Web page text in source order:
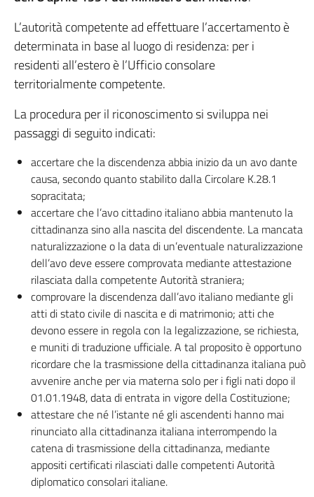
L’autorità competente ad effettuare l’accertamento è
determinata in base al luogo di residenza: per i
residenti all’estero è l’Ufficio consolare
territorialmente competente.
La procedura per il riconoscimento si sviluppa nei
passaggi di seguito indicati:
accertare che la discendenza abbia inizio da un avo dante
causa, secondo quanto stabilito dalla Circolare K.28.1
sopracitata;
accertare che l’avo cittadino italiano abbia mantenuto la
cittadinanza sino alla nascita del discendente. La mancata
naturalizzazione o la data di un’eventuale naturalizzazione
dell’avo deve essere comprovata mediante attestazione
rilasciata dalla competente Autorità straniera;
comprovare la discendenza dall’avo italiano mediante gli
atti di stato civile di nascita e di matrimonio; atti che
devono essere in regola con la legalizzazione, se richiesta,
e muniti di traduzione ufficiale. A tal proposito è opportuno
ricordare che la trasmissione della cittadinanza italiana può
avvenire anche per via materna solo per i figli nati dopo il
01.01.1948, data di entrata in vigore della Costituzione;
attestare che né l’istante né gli ascendenti hanno mai
rinunciato alla cittadinanza italiana interrompendo la
catena di trasmissione della cittadinanza, mediante
appositi certificati rilasciati dalle competenti Autorità
diplomatico consolari italiane.